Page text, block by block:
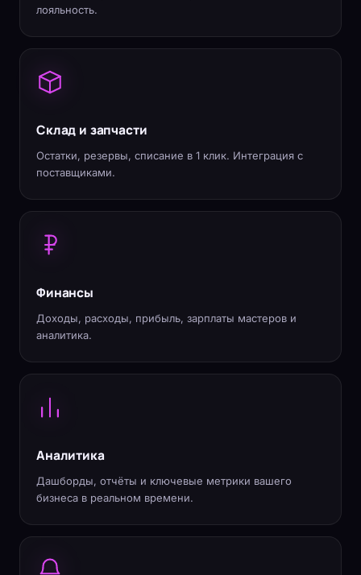
лояльность.
Склад и запчасти
Остатки, резервы, списание в 1 клик. Интеграция с
поставщиками.
Финансы
Доходы, расходы, прибыль, зарплаты мастеров и
аналитика.
Аналитика
Дашборды, отчёты и ключевые метрики вашего
бизнеса в реальном времени.